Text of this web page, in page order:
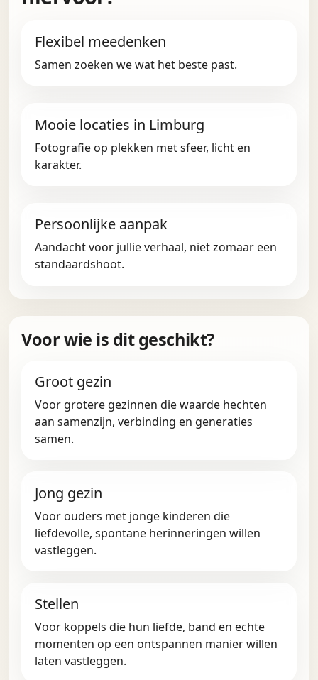
Flexibel meedenken
Samen zoeken we wat het beste past.
Mooie locaties in Limburg
Fotografie op plekken met sfeer, licht en
karakter.
Persoonlijke aanpak
Aandacht voor jullie verhaal, niet zomaar een
standaardshoot.
Voor wie is dit geschikt?
Groot gezin
Voor grotere gezinnen die waarde hechten
aan samenzijn, verbinding en generaties
samen.
Jong gezin
Voor ouders met jonge kinderen die
liefdevolle, spontane herinneringen willen
vastleggen.
Stellen
Voor koppels die hun liefde, band en echte
momenten op een ontspannen manier willen
laten vastleggen.